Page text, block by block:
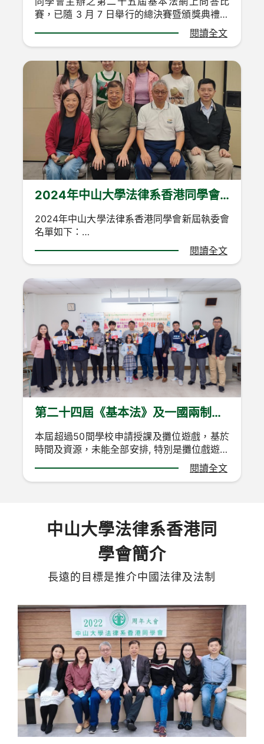
主頁
活動資訊
參考資料
基本法比賽
聯絡我們
賽，已隨 3 月 7 日舉行的總決賽暨頒獎典禮圓
滿落幕。本屆活動期間，合共舉辦超過 40 場
總決賽當日，大會特邀贊助機構公民教育委員
會委員親臨頒獎。該委員會高度讚賞本會的籌
辦工作，並鼓勵本會持續優化活動，用心舉辦
下一屆賽事。
閱讀全文
2024年中山大學法律系香港同學會
新屆執委會
2024年中山大學法律系香港同學會新屆執委會
名單如下：
主席 刘少强
副主席 梁绍英、陳欣瓊
委員 宋军
委員 罗文
委員 陳玉雯
閱讀全文
第二十四屆《基本法》及一國兩制網
上問答比賽及推廣活動於2月22日總
決賽順利完成
本屆超過50間學校申請授課及攤位遊戲，基於
時間及資源，未能全部安排, 特別是攤位戲遊。
今屆學校授課對像涉及學生及老師接近一萬人
能為同學增長知識。老師形容我們題目“好勵
害，深藏意義”。
中大同學會亦於本年度全民國家安全教育日獲
閱讀全文
中山大學法律系香港同
學會簡介
長遠的目標是推介中國法律及法制